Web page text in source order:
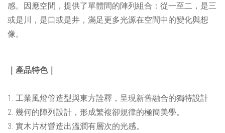
感。因應空間，提供了單體間的陣列組合：從一至二，是三
或是川，是口或是井，滿足更多光源在空間中的變化與想
像。
｜產品特色｜
1. 工業風燈管造型與東方詮釋，呈現新舊融合的獨特設計
2. 幾何的陣列設計，形成繁複卻規律的極簡美學。
3. 實木片材營造出溫潤有層次的光感。